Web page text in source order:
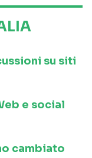
su siti
e social
cambiato